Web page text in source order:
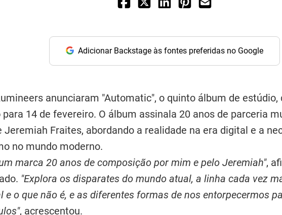
Adicionar Backstage às fontes preferidas no Google
anunciaram "Automatic", o quinto álbum de
para 14 de fevereiro. O álbum assinala 20 anos de parceria
Jeremiah Fraites, abordando a realidade na era digital e a
no mundo moderno.
marca 20 anos de composição por mim e pelo Jeremiah",
"Explora os disparates do mundo atual, a linha cada vez
e o que não é, e as diferentes formas de nos entorpecermos
, acrescentou.